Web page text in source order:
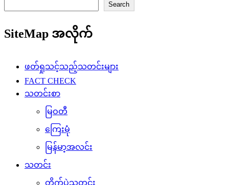
Search
SiteMap အလိုက်
ဖတ်ရှုသင့်သည့်သတင်းများ
FACT CHECK
သတင်းစာ
မြဝတီ
ကြေးမုံ
မြန်မာ့အလင်း
သတင်း
တိုက်ပွဲသတင်း